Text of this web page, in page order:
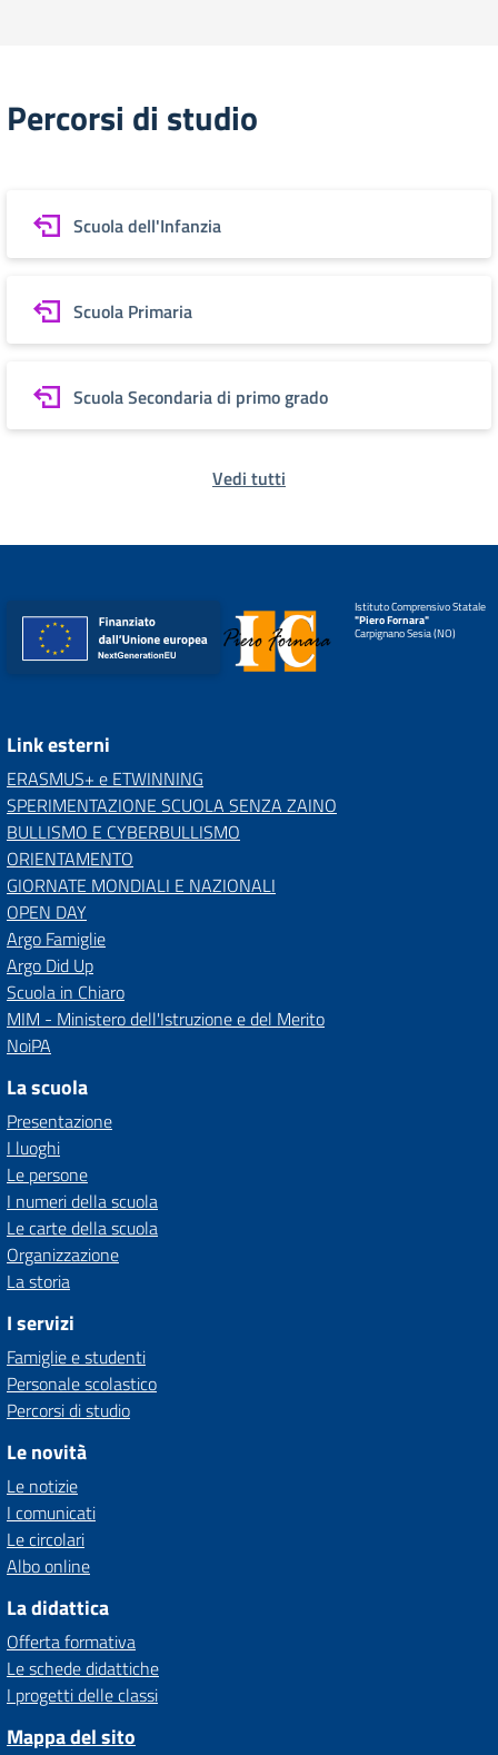
Percorsi di studio
Scuola dell'Infanzia
Scuola Primaria
Scuola Secondaria di primo grado
Vedi tutti
Istituto Comprensivo Statale
"Piero Fornara"
Carpignano Sesia (NO)
Link esterni
ERASMUS+ e ETWINNING
SPERIMENTAZIONE SCUOLA SENZA ZAINO
BULLISMO E CYBERBULLISMO
ORIENTAMENTO
GIORNATE MONDIALI E NAZIONALI
OPEN DAY
Argo Famiglie
Argo Did Up
Scuola in Chiaro
MIM - Ministero dell'Istruzione e del Merito
NoiPA
La scuola
Presentazione
I luoghi
Le persone
I numeri della scuola
Le carte della scuola
Organizzazione
La storia
I servizi
Famiglie e studenti
Personale scolastico
Percorsi di studio
Le novità
Le notizie
I comunicati
Le circolari
Albo online
La didattica
Offerta formativa
Le schede didattiche
I progetti delle classi
Mappa del sito